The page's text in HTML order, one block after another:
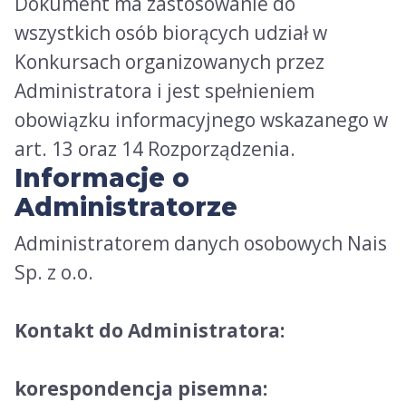
wszystkich osób biorących udział w
Konkursach organizowanych przez
Administratora i jest spełnieniem
obowiązku informacyjnego wskazanego w
art. 13 oraz 14 Rozporządzenia.
Informacje o
Administratorze
Administratorem danych osobowych Nais
Sp. z o.o.
Kontakt do Administratora:
korespondencja pisemna: